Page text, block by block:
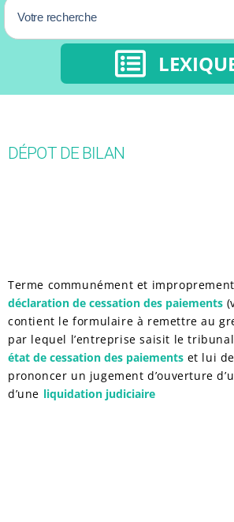
DÉPOT DE BILAN
Terme communément et
déclaration de cessation des paiements
contient le formulaire à remettre au
par lequel l’entreprise saisit le
état de cessation des paiements et lui
prononcer un jugement d’ouverture
d’une liquidation judiciaire